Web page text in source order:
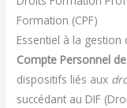
Formation (CPF)
Essentiel à la
Compte Personnel
dispositifs liés aux
succédant au DIF